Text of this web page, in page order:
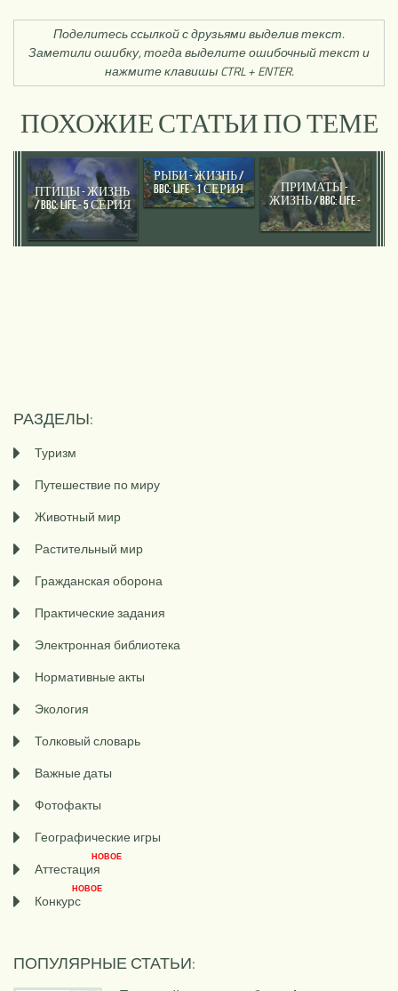
Поделитесь ссылкой с друзьями выделив текст.
Заметили ошибку, тогда выделите ошибочный текст и
нажмите клавишы CTRL + ENTER.
ПОХОЖИЕ СТАТЬИ ПО ТЕМЕ
ПТИЦЫ - ЖИЗНЬ
/ BBC: LIFE - 5 СЕРИЯ
РЫБИ - ЖИЗНЬ /
BBC: LIFE - 1 СЕРИЯ
ПРИМАТЫ -
ЖИЗНЬ / BBC: LIFE -
10 СЕРИЯ
РАЗДЕЛЫ:
Туризм
Путешествие по миру
Животный мир
Растительный мир
Гражданская оборона
Практические задания
Электронная библиотека
Нормативные акты
Экология
Толковый словарь
Важные даты
Фотофакты
Географические игры
Аттестация
НОВОЕ
Конкурс
НОВОЕ
ПОПУЛЯРНЫЕ СТАТЬИ: